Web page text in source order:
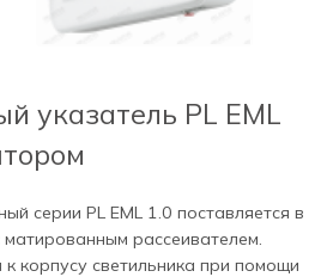
указатель PL EML
серии PL EML 1.0 поставляется в
рассеивателем.
к корпусу светильника при помощи